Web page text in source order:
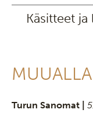
Käsitteet
Turun Sanomat |